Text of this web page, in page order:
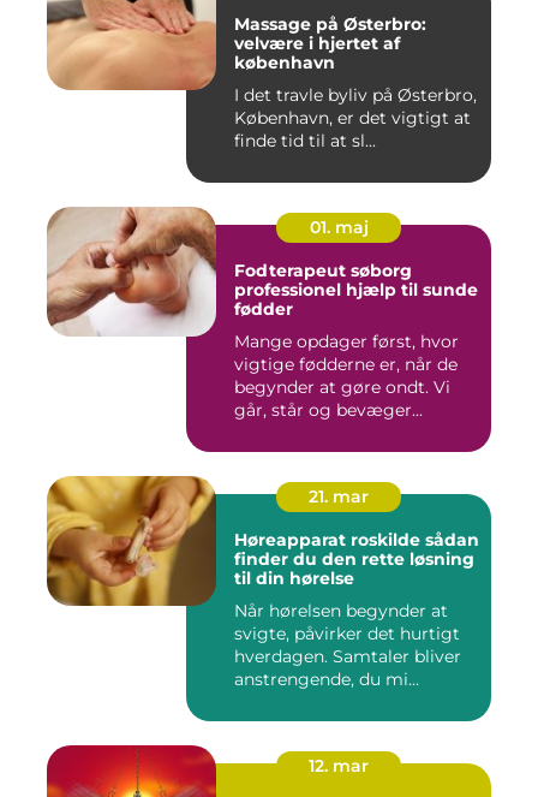
Massage på Østerbro:
velvære i hjertet af
københavn
I det travle byliv på Østerbro,
København, er det vigtigt at
finde tid til at sl...
01. maj
Fodterapeut søborg
professionel hjælp til sunde
fødder
Mange opdager først, hvor
vigtige fødderne er, når de
begynder at gøre ondt. Vi
går, står og bevæger...
21. mar
Høreapparat roskilde sådan
finder du den rette løsning
til din hørelse
Når hørelsen begynder at
svigte, påvirker det hurtigt
hverdagen. Samtaler bliver
anstrengende, du mi...
12. mar